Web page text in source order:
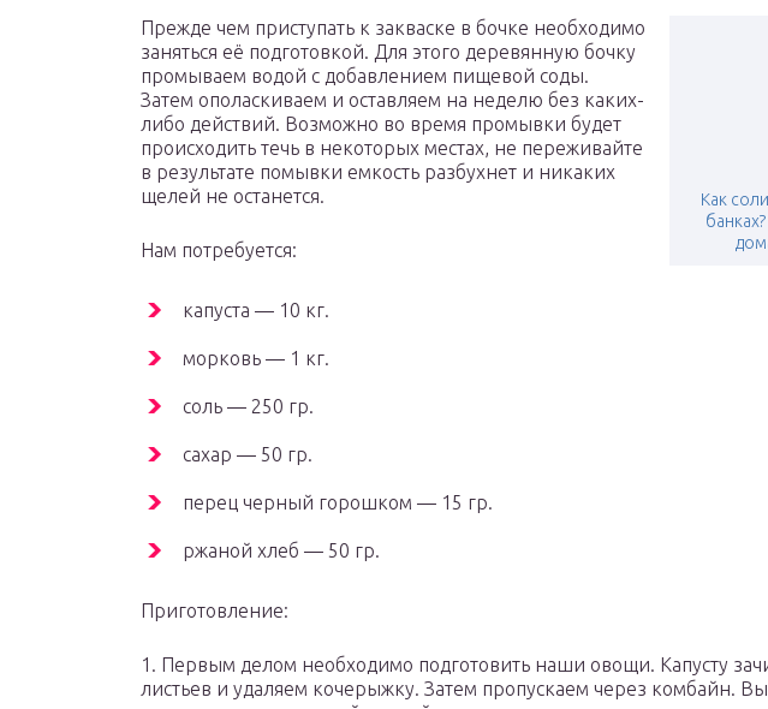
Как
Прежде чем приступать к закваске в бочке необходимо
заняться её подготовкой. Для этого деревянную бочку
промываем водой с добавлением пищевой соды.
Затем ополаскиваем и оставляем на неделю без каких-
либо действий. Возможно во время промывки будет
происходить течь в некоторых местах, не переживайте
в результате помывки емкость разбухнет и никаких
щелей не останется.
Нам потребуется:
капуста — 10 кг.
морковь — 1 кг.
соль — 250 гр.
сахар — 50 гр.
перец черный горошком — 15 гр.
ржаной хлеб — 50 гр.
Приготовление:
1. Первым делом необходимо подготовить наши овощи. Капусту
листьев и удаляем кочерыжку. Затем пропускаем через комбайн.